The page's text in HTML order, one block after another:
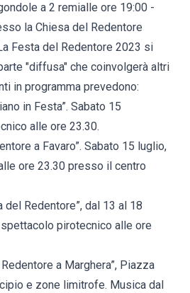
a 2 remialle ore 19:00 -
la Chiesa del Redentore
Festa del Redentore 2023 si
"diffusa" che coinvolgerà altri
in programma prevedono:
in Festa”. Sabato 15
alle ore 23.30.
a Favaro”. Sabato 15 luglio,
ore 23.30 presso il centro
del Redentore”, dal 13 al 18
pirotecnico alle ore
a Marghera”, Piazza
e zone limitrofe. Musica dal